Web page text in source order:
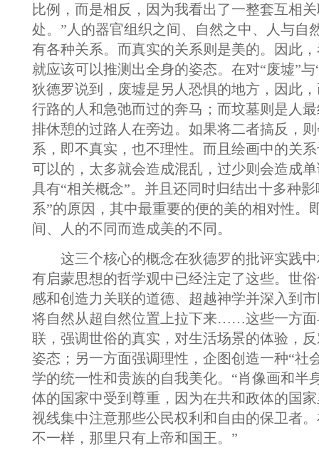
比例，而是相反，因为我看出了一整套互相
处。”人的器官组织之间、自然之中、人与自
有各种关系。而真实的关系则是美的。因此
就应该可以推测出全身的姿态。在对“废墟”
狄德罗说到，废墟是另人恐惧的地方，因此
行路的人和急弛而过的奔马；而坟墓则是人
排休憩的过路人在旁边。如果将二者搞反，
系，即不真实，也不理性。而且绘画中的关
可以的，太多就会造成混乱，过少则会造成
具有“相关概念”。并且还同时归结出十多种
系”的原因，其中最重要的便的美的相对性。
间、人的不同而造成美的不同。
这三个核心的概念在狄德罗的批评实践中
有启蒙思想的哲学观中已经注定了这些。世
感和创造力关联的道德、超越神学并深入到
将自然从超自然位置上拉下来……这些一方面
联，强调世俗的真实，对生活场景的体验，
姿态；另一方面强调理性，企图创造一种“社
学的统一性和贵族的自我美化。“肖像画和半
体的国家中受到尊重，因为在共和政体的国
视线集中注意那些公民权利和自由的保卫者
不一样，那里只有上帝和国王。”